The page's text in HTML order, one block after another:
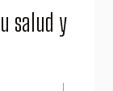
salud y